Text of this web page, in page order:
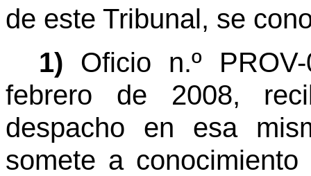
de este Tribunal, se
1) Oficio n.º
febrero de 2008,
despacho en esa
somete a